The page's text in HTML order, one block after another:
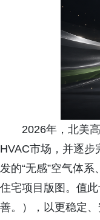
2026年，北美
HVAC市场，并逐
发的“无感”空气体
住宅项目版图。值
善。），以更稳定